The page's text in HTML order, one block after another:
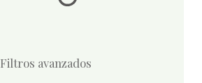
Filtros avanzados